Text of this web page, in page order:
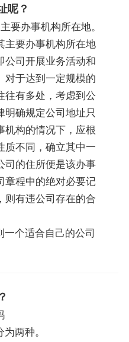
呢？
要办事机构所在地。
主要办事机构所在地
公司开展业务活动和
对于达到一定规模的
往有多处，考虑到公
明确规定公司地址只
机构的情况下，应根
质不同，确立其中一
司的住所便是该办事
章程中的绝对必要记
则有违公司存在的合
一个适合自己的公司
两种。